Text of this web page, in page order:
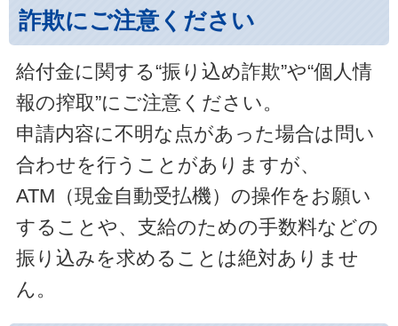
詐欺にご注意ください
給付金に関する“振り込め詐欺”や“個人情
報の搾取”にご注意ください。
申請内容に不明な点があった場合は問い
合わせを行うことがありますが、
ATM（現金自動受払機）の操作をお願い
することや、支給のための手数料などの
振り込みを求めることは絶対ありませ
ん。